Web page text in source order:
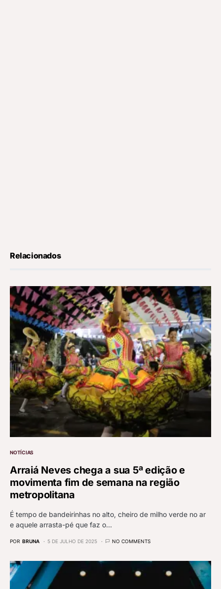
Relacionados
NOTÍCIAS
Arraiá Neves chega a sua 5ª edição e
movimenta fim de semana na região
metropolitana
É tempo de bandeirinhas no alto, cheiro de milho verde no ar
e aquele arrasta-pé que faz o…
POR BRUNA 5 DE JULHO DE 2025 NO COMMENTS